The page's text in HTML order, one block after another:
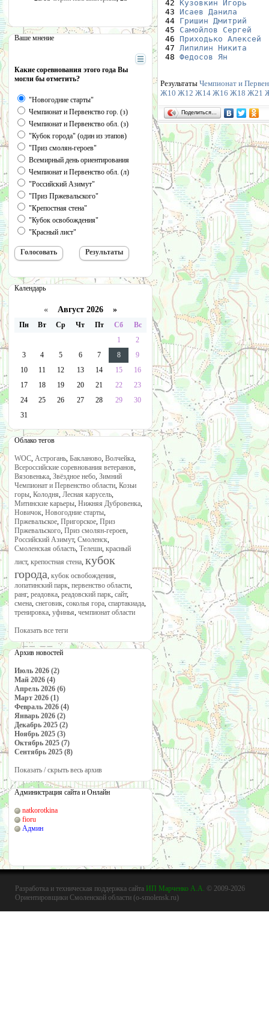
Ваше мнение
Какие соревнования этого года Вы
могли бы отметить?
"Новогодние старты"
Чемпионат и Первенство гор. (з)
Чемпионат и Первенство обл. (з)
"Кубок города" (один из этапов)
"Приз смолян-героев"
Всемирный день ориентирования
Чемпионат и Первенство обл. (л)
"Российский Азимут"
"Приз Пржевальского"
"Крепостная стена"
"Кубок освобождения"
"Красный лист"
Календарь
« Август 2026 »
Пн Вт Ср Чт Пт Сб
Вс
1
2
3
4 5 6 7 8
9
10
11 12 13 14 15
16
17
18 19 20 21 22
23
24
25 26 27 28 29
30
31
Облако тегов
WOC, Астрогань, Бакланово, Волчейка,
Всероссийские соревнования ветеранов,
Вязовенька, Звёздное небо, Зимний
Чемпионат и Первенство области, Козьи
горы, Колодня, Лесная карусель,
Митинские карьеры, Нижняя Дубровенка,
Новичок, Новогодние старты,
Пржевальское, Пригорское, Приз
Пржевальского, Приз смолян-героев,
Российский Азимут, Смоленск,
Смоленская область, Телеши, красный
лист, крепостная стена, кубок
города, кубок освобождения,
лопатинский парк, первенство области,
ранг, реадовка, реадовский парк, сайт,
смена, снеговик, соколья гора, спартакиада,
тренировка, уфинья, чемпионат области
Показать все теги
Архив новостей
Июль 2026 (2)
Май 2026 (4)
Апрель 2026 (6)
Март 2026 (1)
Февраль 2026 (4)
Январь 2026 (2)
Декабрь 2025 (2)
Ноябрь 2025 (3)
Октябрь 2025 (7)
Сентябрь 2025 (8)
Показать / скрыть весь архив
Администрация сайта и Онлайн
natkorotkina
fioru
Админ
42 Кузовкин Игорь
43 Исаев Данила
44 Гришин Дмитрий
45 Самойлов Сергей
46 Приходько Алексей
47 Липилин Никита
48 Федосов Ян
Результаты Чемпионат и
Ж10 Ж12 Ж14 Ж16 Ж18 Ж21
Поделиться…
Разработка и техническая поддержка сайта ИП Марченко А.А. © 2009-2026
Ориентировщики Смоленской области (o-smolensk.ru)